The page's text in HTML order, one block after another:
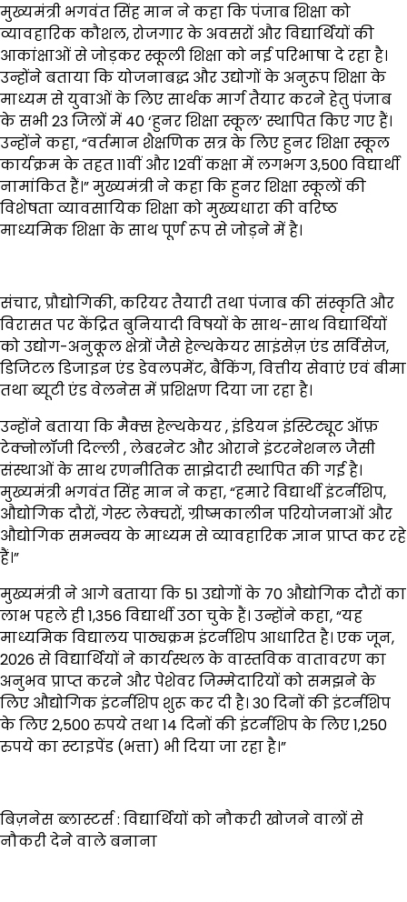
मुख्यमंत्री भगवंत सिंह मान ने कहा कि पंजाब शिक्षा को
व्यावहारिक कौशल, रोजगार के अवसरों और विद्यार्थियों की
आकांक्षाओं से जोड़कर स्कूली शिक्षा को नई परिभाषा दे रहा है।
उन्होंने बताया कि योजनाबद्ध और उद्योगों के अनुरूप शिक्षा के
माध्यम से युवाओं के लिए सार्थक मार्ग तैयार करने हेतु पंजाब
के सभी 23 जिलों में 40 ‘हुनर शिक्षा स्कूल’ स्थापित किए गए हैं।
उन्होंने कहा, “वर्तमान शैक्षणिक सत्र के लिए हुनर शिक्षा स्कूल
कार्यक्रम के तहत 11वीं और 12वीं कक्षा में लगभग 3,500 विद्यार्थी
नामांकित हैं।” मुख्यमंत्री ने कहा कि हुनर शिक्षा स्कूलों की
विशेषता व्यावसायिक शिक्षा को मुख्यधारा की वरिष्ठ
माध्यमिक शिक्षा के साथ पूर्ण रूप से जोड़ने में है।
संचार, प्रौद्योगिकी, करियर तैयारी तथा पंजाब की संस्कृति और
विरासत पर केंद्रित बुनियादी विषयों के साथ-साथ विद्यार्थियों
को उद्योग-अनुकूल क्षेत्रों जैसे हेल्थकेयर साइंसेज़ एंड सर्विसेज,
डिजिटल डिजाइन एंड डेवलपमेंट, बैंकिंग, वित्तीय सेवाएं एवं बीमा
तथा ब्यूटी एंड वेलनेस में प्रशिक्षण दिया जा रहा है।
उन्होंने बताया कि मैक्स हेल्थकेयर , इंडियन इंस्टिट्यूट ऑफ़
टेक्नोलॉजी दिल्ली , लेबरनेट और ओराने इंटरनेशनल जैसी
संस्थाओं के साथ रणनीतिक साझेदारी स्थापित की गई है।
मुख्यमंत्री भगवंत सिंह मान ने कहा, “हमारे विद्यार्थी इंटर्नशिप,
औद्योगिक दौरों, गेस्ट लेक्चरों, ग्रीष्मकालीन परियोजनाओं और
औद्योगिक समन्वय के माध्यम से व्यावहारिक ज्ञान प्राप्त कर रहे
हैं।”
मुख्यमंत्री ने आगे बताया कि 51 उद्योगों के 70 औद्योगिक दौरों का
लाभ पहले ही 1,356 विद्यार्थी उठा चुके हैं। उन्होंने कहा, “यह
माध्यमिक विद्यालय पाठ्यक्रम इंटर्नशिप आधारित है। एक जून,
2026 से विद्यार्थियों ने कार्यस्थल के वास्तविक वातावरण का
अनुभव प्राप्त करने और पेशेवर जिम्मेदारियों को समझने के
लिए औद्योगिक इंटर्नशिप शुरू कर दी है। 30 दिनों की इंटर्नशिप
के लिए 2,500 रुपये तथा 14 दिनों की इंटर्नशिप के लिए 1,250
रुपये का स्टाइपेंड (भत्ता) भी दिया जा रहा है।”
बिज़नेस ब्लास्टर्स : विद्यार्थियों को नौकरी खोजने वालों से
नौकरी देने वाले बनाना